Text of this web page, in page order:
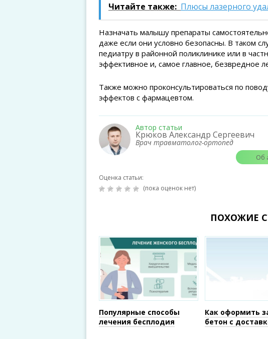
Читайте также: Плюсы лазерного
Назначать малышу препараты
даже если они условно безопасны. В таком
педиатру в районной поликлинике или в
эффективное и, самое главное, безвредное
Также можно проконсультироваться по
эффектов с фармацевтом.
Автор статьи
Крюков Александр Сергеевич
Врач травматолог-ортопед
Об
Оценка статьи:
(пока оценок нет)
ПОХОЖИЕ
Популярные способы
лечения бесплодия
Как оформить
бетон с